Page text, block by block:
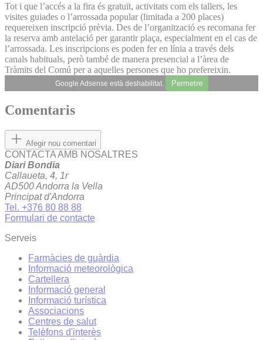
Tot i que l’accés a la fira és gratuït, activitats com els tallers, les
visites guiades o l’arrossada popular (limitada a 200 places)
requereixen inscripció prèvia. Des de l’organització es recomana fer
la reserva amb antelació per garantir plaça, especialment en el cas de
l’arrossada. Les inscripcions es poden fer en línia a través dels
canals habituals, però també de manera presencial a l’àrea de
Tràmits del Comú per a aquelles persones que ho prefereixin.
Google Adsense està deshabilitat. Permetre
Comentaris
Afegir nou comentari
CONTACTA AMB NOSALTRES
Diari Bondia
Callaueta, 4, 1r
AD500 Andorra la Vella
Principat d'Andorra
Tel. +376 80 88 88
Formulari de contacte
Serveis
Farmàcies de guàrdia
Informació meteorològica
Cartellera
Informació general
Informació turística
Associacions
Centres de salut
Telèfons d'interès